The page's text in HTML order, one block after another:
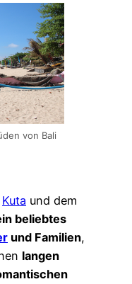
von Bali
Kuta und dem
beliebtes
und Familien,
langen